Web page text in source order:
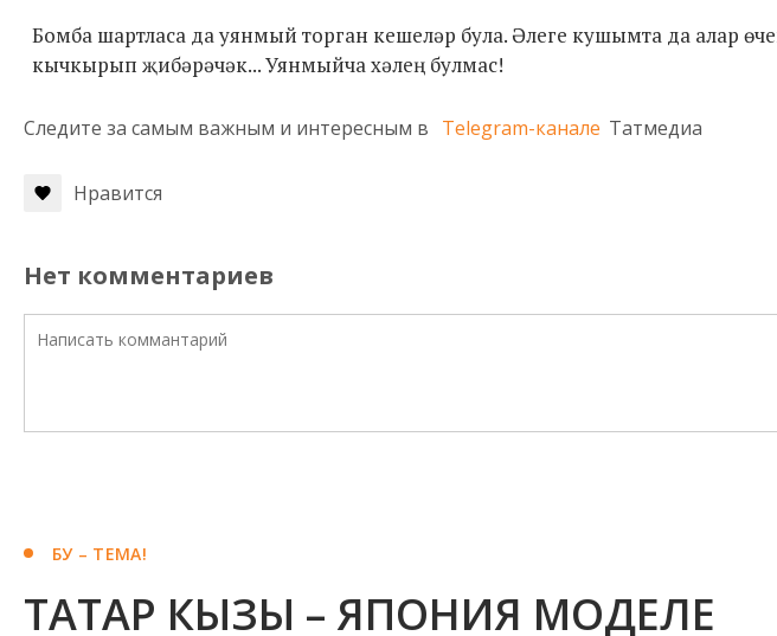
Бомба шартласа да уянмый торган кешеләр була. Әлеге кушымта да алар
кычкырып җибәрәчәк... Уянмыйча хәлең булмас!
Следите за самым важным и интересным в Telegram-канале Татмедиа
Нравится
Нет комментариев
БУ – ТЕМА!
ТАТАР КЫЗЫ – ЯПОНИЯ МОДЕЛЕ